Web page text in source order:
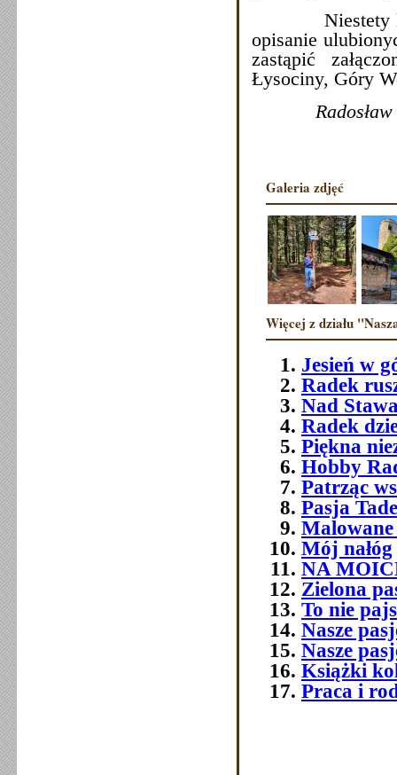
Niestety limit
opisanie
zastąpić
Łysociny, Góry
Galeria zdjęć
Więcej z działu
Jesień w
Radek
Nad
Radek
Piękna
Hobby
Patrząc
Pasja
Mój nałóg
NA
Zielona
To nie
Nasze
Nasze
Książki
Praca i